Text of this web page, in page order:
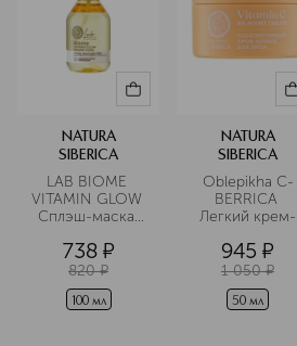
NATURA
SIBERICA
LAB BIOME
VITAMIN GLOW
Сплэш-маска
738 ¤
820 ¤
100 мл
NATURA
SIBERICA
Oblepikha C-
BERRICA
Легкий крем-
тонизирующий
945 ¤
1 050 ¤
50 мл